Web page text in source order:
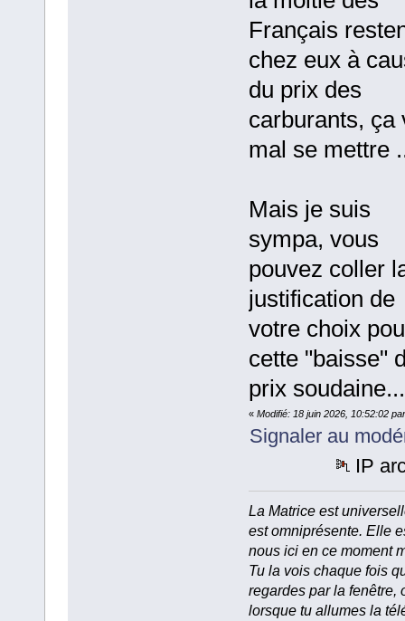
Français
chez eux à
du prix des
carburants, ça
mal se mettre
Mais je suis
sympa, vous
pouvez coller
justification de
votre choix
cette "baisse"
prix soudaine...
« Modifié: 18 juin 2026, 10:52:02
Signaler au
IP
La Matrice est
est omniprésente. Elle
nous ici en ce moment
Tu la vois chaque fois
regardes par la fenêtre,
lorsque tu allumes la